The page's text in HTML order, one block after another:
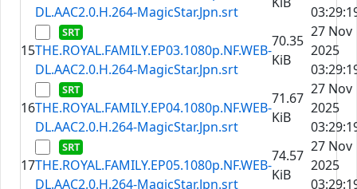
DL.AAC2.0.H.264-MagicStar.Jpn.srt
15THE.ROYAL.FAMILY.EP03.1080p.NF.WEB-
DL.AAC2.0.H.264-MagicStar.Jpn.srt
70.35
KiB
27 Nov
2025
16THE.ROYAL.FAMILY.EP04.1080p.NF.WEB-
DL.AAC2.0.H.264-MagicStar.Jpn.srt
71.67
KiB
27 Nov
2025
17THE.ROYAL.FAMILY.EP05.1080p.NF.WEB-
DL.AAC2.0.H.264-MagicStar.Jpn.srt
74.57
KiB
27 Nov
2025